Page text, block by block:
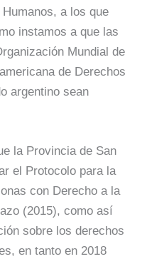
a los que
instamos a que las
Mundial de
de Derechos
argentino sean
la Provincia de San
el Protocolo para la
con Derecho a la
(2015), como así
sobre los derechos
en tanto en 2018